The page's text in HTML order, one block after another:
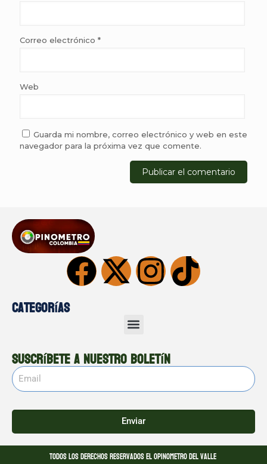
Correo electrónico *
Web
Guarda mi nombre, correo electrónico y web en este
navegador para la próxima vez que comente.
Categorías
Suscríbete a nuestro boletín
Enviar
Todos los derechos reservados El opinometro del valle